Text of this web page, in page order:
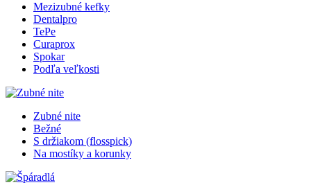
Mezizubné kefky
Dentalpro
TePe
Curaprox
Spokar
Podľa veľkosti
Zubné nite
Bežné
S držiakom (flosspick)
Na mostíky a korunky